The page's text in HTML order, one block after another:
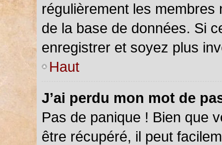
régulièrement les
de la base de données. Si
enregistrer et soyez plus
Haut
J’ai perdu mon mot de
Pas de panique ! Bien que
être récupéré, il peut